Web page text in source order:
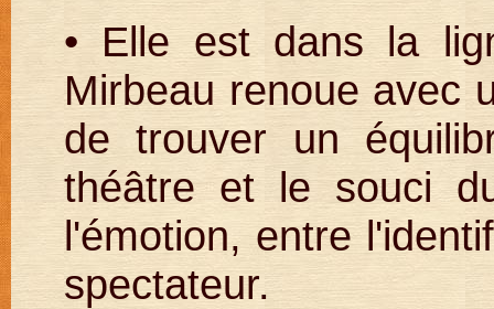
• Elle est dans la
Mirbeau renoue avec
de trouver un
théâtre et le souci
l'émotion, entre
spectateur.